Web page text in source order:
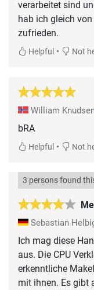
verarbeitet sind
hab ich gleich
zufrieden.
Helpful • Not
William
bRA
Helpful • Not
3 persons found
Sebastian
Ich mag diese
aus. Die CPU
erkenntliche
mit ihnen. Es gibt